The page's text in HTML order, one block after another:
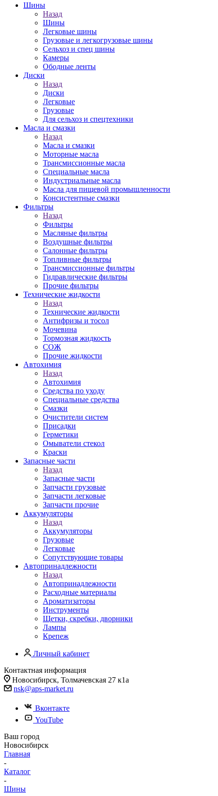
Шины
Назад
Шины
Легковые шины
Грузовые и легкогрузовые шины
Сельхоз и спец шины
Камеры
Ободные ленты
Диски
Назад
Диски
Легковые
Грузовые
Для сельхоз и спецтехники
Масла и смазки
Назад
Масла и смазки
Моторные масла
Трансмиссионные масла
Специальные масла
Индустриальные масла
Масла для пищевой промышленности
Консистентные смазки
Фильтры
Назад
Фильтры
Масляные фильтры
Воздушные фильтры
Салонные фильтры
Топливные фильтры
Трансмиссионные фильтры
Гидравлические фильтры
Прочие фильтры
Технические жидкости
Назад
Технические жидкости
Антифризы и тосол
Мочевина
Тормозная жидкость
СОЖ
Прочие жидкости
Автохимия
Назад
Автохимия
Средства по уходу
Специальные средства
Смазки
Очистители систем
Присадки
Герметики
Омыватели стекол
Краски
Запасные части
Назад
Запасные части
Запчасти грузовые
Запчасти легковые
Запчасти прочие
Аккумуляторы
Назад
Аккумуляторы
Грузовые
Легковые
Сопутствующие товары
Автопринадлежности
Назад
Автопринадлежности
Расходные материалы
Ароматизаторы
Инструменты
Щетки, скребки, дворники
Лампы
Крепеж
Личный кабинет
Контактная информация
Новосибирск, Толмачевская 27 к1а
nsk@aps-market.ru
Вконтакте
YouTube
Ваш город
Новосибирск
Главная
-
Каталог
-
Шины